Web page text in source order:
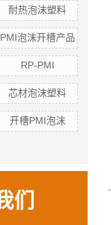
耐热泡沫塑料
PMI泡沫开槽产品
RP-PMI
芯材泡沫塑料
开槽PMI泡沫
们